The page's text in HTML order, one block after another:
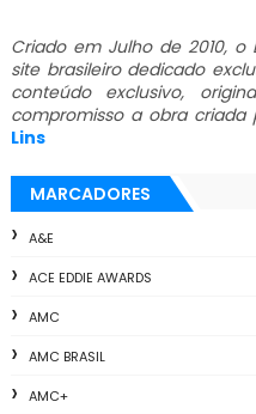
Criado em Julho de 2010, o
site brasileiro dedicado
conteúdo exclusivo,
compromisso a obra criada
Lins
MARCADORES
A&E
ACE EDDIE AWARDS
AMC
AMC BRASIL
AMC+